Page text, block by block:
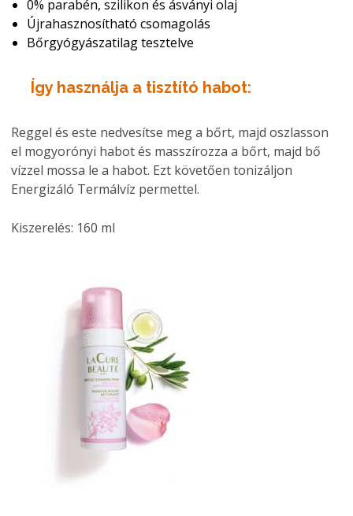
0% parabén, szilikon és ásványi olaj
Újrahasznosítható csomagolás
Bőrgyógyászatilag tesztelve
Így használja a tisztító habot:
Reggel és este nedvesítse meg a bőrt, majd oszlasson
el mogyorónyi habot és masszírozza a bőrt, majd bő
vízzel mossa le a habot. Ezt követően tonizáljon
Energizáló Termálvíz permettel.
Kiszerelés: 160 ml